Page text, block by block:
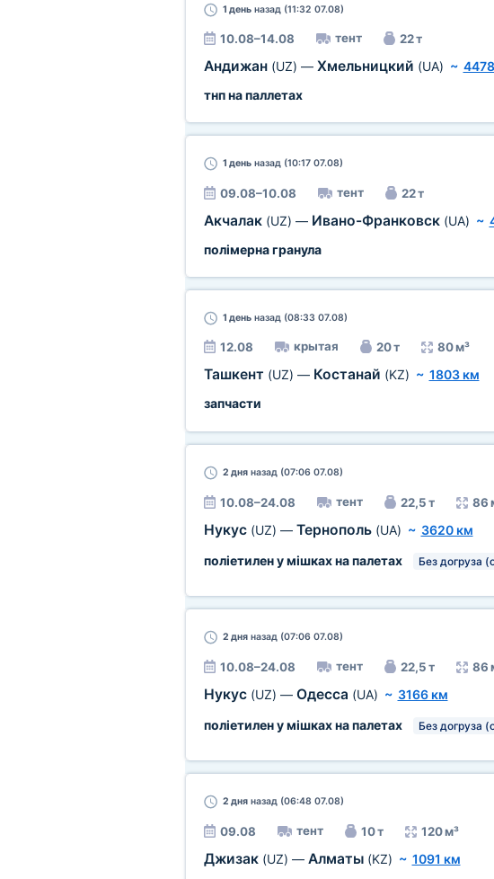
1 деньназад (11:32 07.08)
10.08–14.08 тент 22 т
Андижан (UZ) — Хмельницкий (UA) ~
тнп на паллетах
1 деньназад (10:17 07.08)
09.08–10.08 тент 22 т
Акчалак (UZ) — Ивано-Франковск (UA) ~
полімерна гранула
1 деньназад (08:33 07.08)
12.08 крытая 20 т 80 м³
Ташкент (UZ) — Костанай (KZ) ~ 1803 км
запчасти
2 дняназад (07:06 07.08)
10.08–24.08 тент 22,5 т 86
Нукус (UZ) — Тернополь (UA) ~ 3620 км
поліетилен у мішках на палетах
Без догруза
2 дняназад (07:06 07.08)
10.08–24.08 тент 22,5 т 86
Нукус (UZ) — Одесса (UA) ~ 3166 км
поліетилен у мішках на палетах
Без догруза
2 дняназад (06:48 07.08)
09.08 тент 10 т 120 м³
Джизак (UZ) — Алматы (KZ) ~ 1091 км